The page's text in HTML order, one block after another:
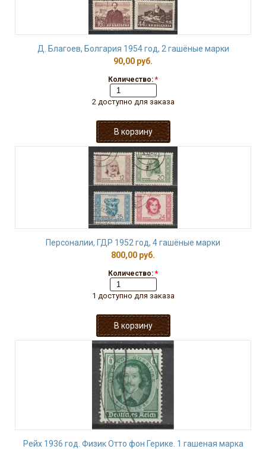
Д. Благоев, Болгария 1954 год, 2 гашёные марки
90,00 руб.
Количество: *
2 доступно для заказа
Персоналии, ГДР 1952 год, 4 гашёные марки
800,00 руб.
Количество: *
1 доступно для заказа
Рейх 1936 год. Физик Отто фон Герике. 1 гашеная марка